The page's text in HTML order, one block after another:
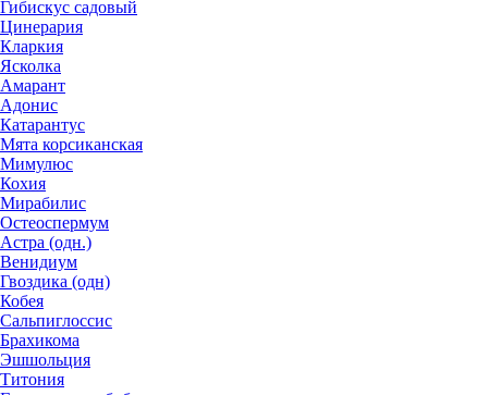
Гибискус садовый
Цинерария
Кларкия
Ясколка
Амарант
Адонис
Катарантус
Мята корсиканская
Мимулюс
Кохия
Мирабилис
Остеоспермум
Астра (одн.)
Венидиум
Гвоздика (одн)
Кобея
Сальпиглоссис
Брахикома
Эшшольция
Титония